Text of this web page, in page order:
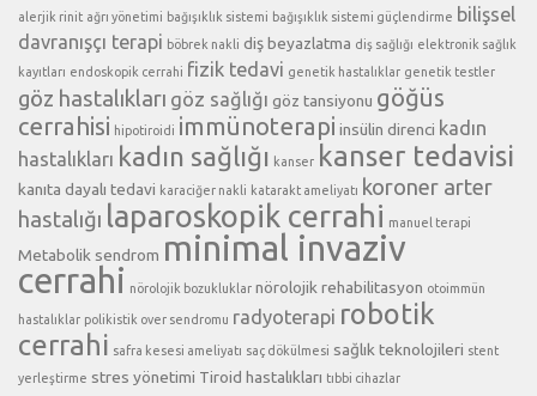
alerjik rinit ağrı yönetimi bağışıklık sistemi bağışıklık sistemi güçlendirme bilişsel
davranışçı terapi böbrek nakli diş beyazlatma diş sağlığı elektronik sağlık
kayıtları endoskopik cerrahi fizik tedavi genetik hastalıklar genetik testler
göz hastalıkları göz sağlığı göz tansiyonu göğüs
cerrahisi hipotiroidi immünoterapi insülin direnci kadın
hastalıkları kadın sağlığı kanser kanser tedavisi
kanıta dayalı tedavi karaciğer nakli katarakt ameliyatı koroner arter
hastalığı laparoskopik cerrahi manuel terapi
Metabolik sendrom minimal invaziv
cerrahi nörolojik bozukluklar nörolojik rehabilitasyon otoimmün
hastalıklar polikistik over sendromu radyoterapi robotik
cerrahi safra kesesi ameliyatı saç dökülmesi sağlık teknolojileri stent
yerleştirme stres yönetimi Tiroid hastalıkları tıbbi cihazlar